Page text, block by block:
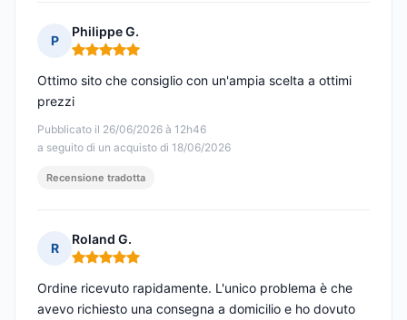
P
Philippe G.
Nota: 5 su 5
Pubblicato il 26/06/2026 à 12h46
a seguito di un acquisto di 18/06/2026
Ottimo sito che consiglio con un'ampia scelta a ottimi
prezzi
Recensione tradotta
R
Roland G.
Nota: 5 su 5
Ordine ricevuto rapidamente. L'unico problema è che
avevo richiesto una consegna a domicilio e ho dovuto